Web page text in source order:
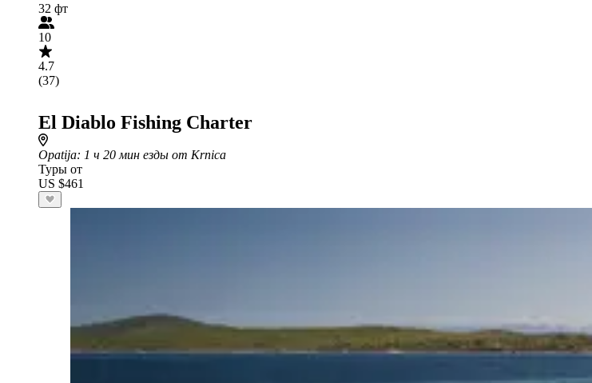
32 фт
10
4.7
(37)
El Diablo Fishing Charter
Opatija: 1 ч 20 мин езды от Krnica
Туры от
US $461